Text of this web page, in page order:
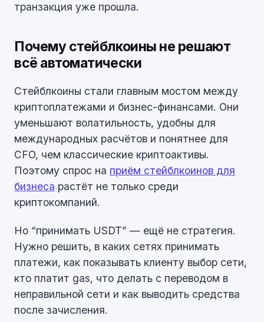
транзакция уже прошла.
Почему стейблкоины не решают
всё автоматически
Стейблкоины стали главным мостом между
криптоплатежами и бизнес-финансами. Они
уменьшают волатильность, удобны для
международных расчётов и понятнее для
CFO, чем классические криптоактивы.
Поэтому спрос на приём стейблкоинов для
бизнеса растёт не только среди
криптокомпаний.
Но “принимать USDT” — ещё не стратегия.
Нужно решить, в каких сетях принимать
платежи, как показывать клиенту выбор сети,
кто платит gas, что делать с переводом в
неправильной сети и как выводить средства
после зачисления.